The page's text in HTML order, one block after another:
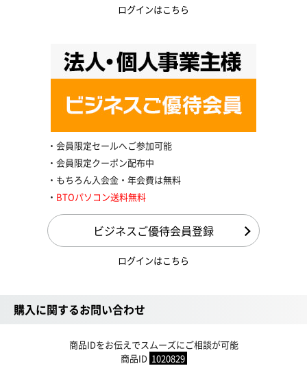
ログインはこちら
会員限定セールへご参加可能
会員限定クーポン配布中
もちろん入会金・年会費は無料
BTOパソコン送料無料
ビジネスご優待会員登録
ログインはこちら
購入に関するお問い合わせ
商品IDをお伝えでスムーズにご相談が可能
商品ID 1020829